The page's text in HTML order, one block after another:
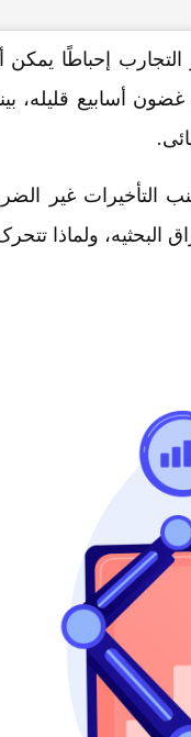
التجارب إحباطًا
غضون أسابیع قلیله،
التأخیرات غیر
البحثیه، ولماذا